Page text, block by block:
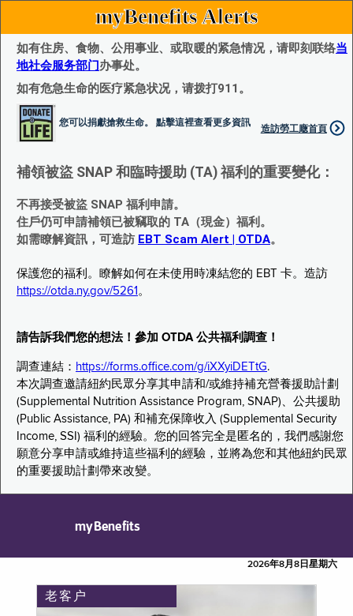
myBenefits Alerts
如有住房、食物、公用事业、或取暖的紧急情况，请即刻联络当
地社会服务部门办事处。
如有危急生命的医疗紧急状况，请拨打911。
您可以捐獻搶救生命。 點擊這裡查看更多資訊
造訪勞工廰首頁
補領被盜 SNAP 和臨時援助 (TA) 福利的重要變化：
不再接受被盜 SNAP 福利申請。
住戶仍可申請補領已被竊取的 TA（現金）福利。
如需瞭解資訊，可造訪 EBT Scam Alert | OTDA。
保護您的福利。瞭解如何在未使用時凍結您的 EBT 卡。造訪
https://otda.ny.gov/5261 。
請告訴我們您的想法！參加 OTDA 公共福利調查！
調查連結： https://forms.office.com/g/iXXyiDETtG.
本次調查邀請紐約民眾分享其申請和/或維持補充營養援助計劃
(Supplemental Nutrition Assistance Program, SNAP)、公共援助
(Public Assistance, PA) 和補充保障收入 (Supplemental Security
Income, SSI) 福利的經驗。您的回答完全是匿名的，我們感謝您
願意分享申請或維持這些福利的經驗，並將為您和其他紐約民眾
的重要援助計劃帶來改變。
myBenefits
2026年8月8日星期六
老客户